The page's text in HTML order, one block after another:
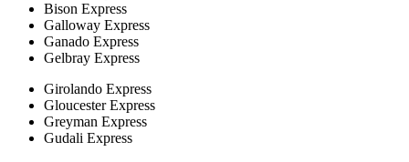
Bison Express
Galloway Express
Ganado Express
Gelbray Express
Girolando Express
Gloucester Express
Greyman Express
Gudali Express